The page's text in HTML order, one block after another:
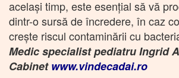
acelaşi timp, este esenţial să vă
dintr-o sursă de încredere, în caz
creşte riscul contaminării cu
Medic specialist pediatru Ingrid
Cabinetwww.vindecadai.ro